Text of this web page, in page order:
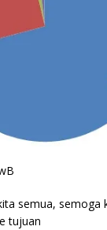
semua, semoga
tujuan